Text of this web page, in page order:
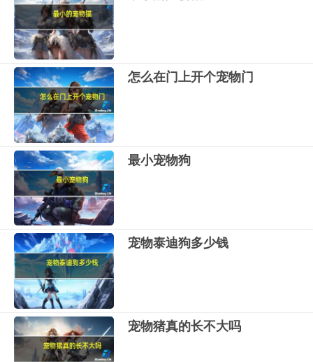
怎么在门上开个宠物门
最小宠物狗
宠物泰迪狗多少钱
宠物猪真的长不大吗